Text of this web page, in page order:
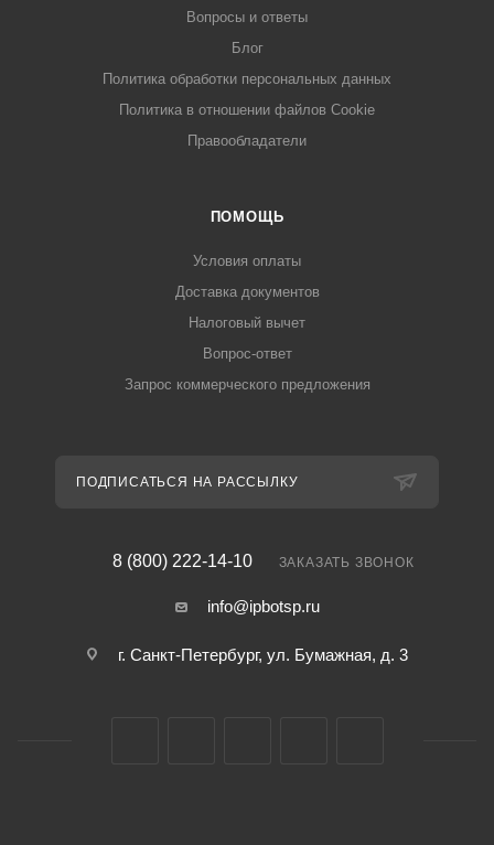
Вопросы и ответы
Блог
Политика обработки персональных данных
Политика в отношении файлов Cookie
Правообладатели
ПОМОЩЬ
Условия оплаты
Доставка документов
Налоговый вычет
Вопрос-ответ
Запрос коммерческого предложения
ПОДПИСАТЬСЯ НА РАССЫЛКУ
8 (800) 222-14-10 ЗАКАЗАТЬ ЗВОНОК
info@ipbotsp.ru
г. Санкт-Петербург, ул. Бумажная, д. 3